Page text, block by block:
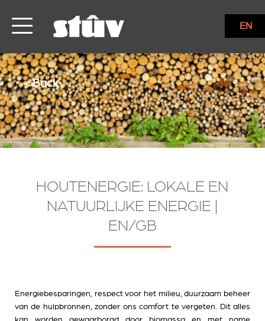
EN
< Back
HOUTENERGIE: LOKALE EN
NATUURLIJKE ENERGIE |
EN/GB
Energiebesparingen, respect voor het milieu, duurzaam beheer
van de hulpbronnen, zonder ons comfort te vergeten. Dit alles